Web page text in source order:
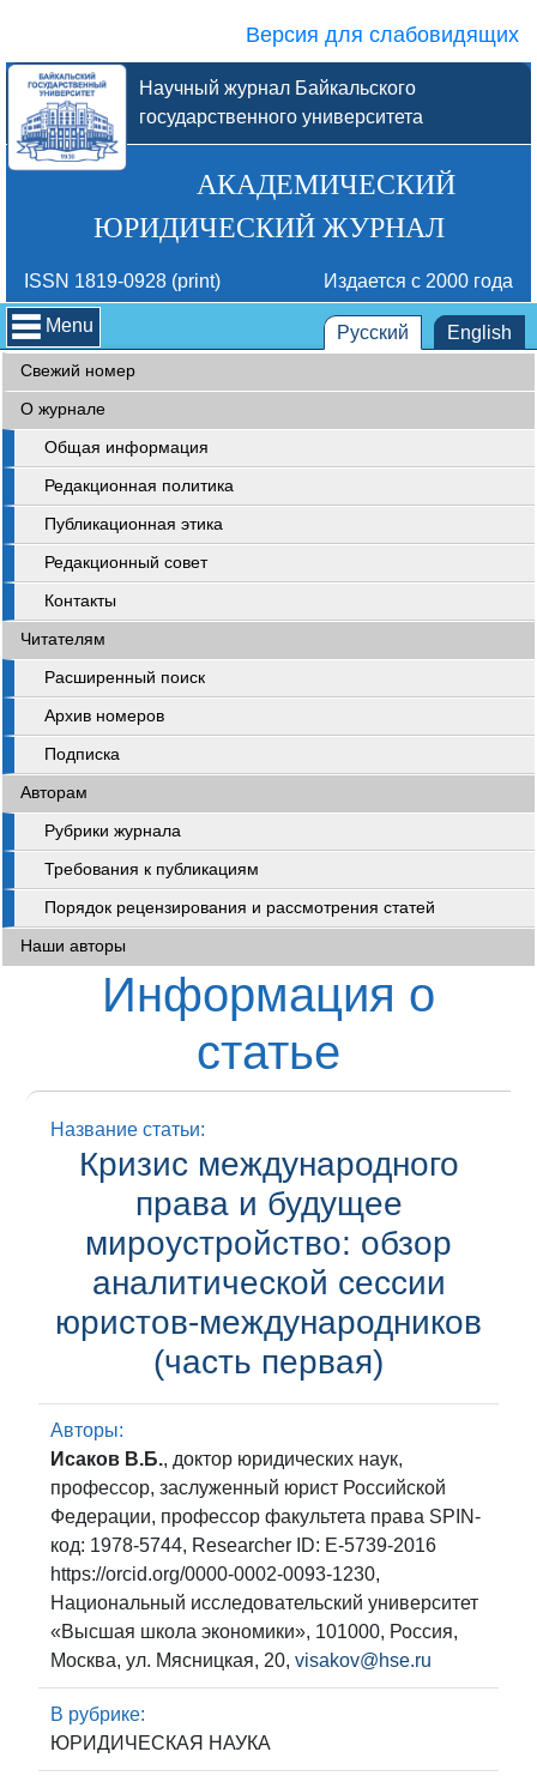
Версия для слабовидящих
Научный журнал Байкальского
государственного университета
АКАДЕМИЧЕСКИЙ
ЮРИДИЧЕСКИЙ ЖУРНАЛ
ISSN 1819-0928 (print) Издается с 2000 года
Menu Русский English
Свежий номер
О журнале
Общая информация
Редакционная политика
Публикационная этика
Редакционный совет
Контакты
Читателям
Расширенный поиск
Архив номеров
Подписка
Авторам
Рубрики журнала
Требования к публикациям
Порядок рецензирования и рассмотрения статей
Наши авторы
Информация о
статье
Название статьи:
Кризис международного
права и будущее
мироустройство: обзор
аналитической сессии
юристов-международников
(часть первая)
Авторы:
Исаков В.Б., доктор юридических наук,
профессор, заслуженный юрист Российской
Федерации, профессор факультета права SPIN-
код: 1978-5744, Researcher ID: E-5739-2016
https://orcid.org/0000-0002-0093-1230,
Национальный исследовательский университет
«Высшая школа экономики», 101000, Россия,
Москва, ул. Мясницкая, 20, visakov@hse.ru
В рубрике:
ЮРИДИЧЕСКАЯ НАУКА